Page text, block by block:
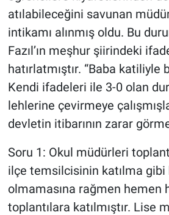
atılabileceğini savunan müdür
intikamı alınmış oldu. Bu
Fazıl’ın meşhur şiirindeki
hatırlatmıştır. “Baba katiliyle
Kendi ifadeleri ile 3-0 olan
lehlerine çevirmeye
devletin itibarının zarar
Soru 1: Okul müdürleri
ilçe temsilcisinin katılma gibi
olmamasına rağmen hemen
toplantılara katılmıştır. Lise